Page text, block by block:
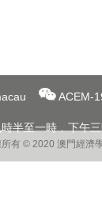
ACEM-
半至一時﹐下午
有 © 2020 澳門經濟